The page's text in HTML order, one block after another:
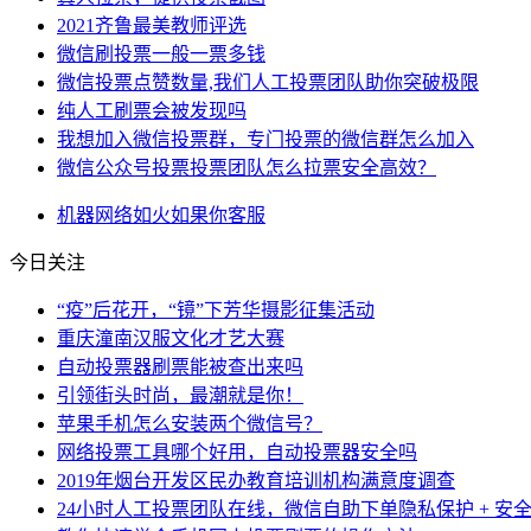
2021齐鲁最美教师评选
微信刷投票一般一票多钱
微信投票点赞数量,我们人工投票团队助你突破极限
纯人工刷票会被发现吗
我想加入微信投票群，专门投票的微信群怎么加入
微信公众号投票投票团队怎么拉票安全高效？
机器网络如火如果你客服
今日关注
“疫”后花开，“镜”下芳华摄影征集活动
重庆潼南汉服文化才艺大赛
自动投票器刷票能被查出来吗
引领街头时尚，最潮就是你！
苹果手机怎么安装两个微信号？
网络投票工具哪个好用，自动投票器安全吗
2019年烟台开发区民办教育培训机构满意度调查
24小时人工投票团队在线，微信自助下单隐私保护 + 安